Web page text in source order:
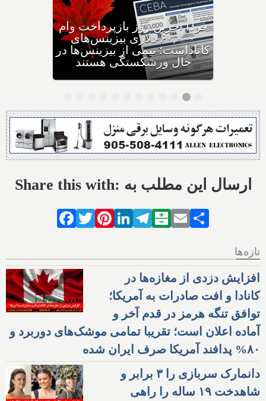
وزیر مهاجرت: کانادا ویزاهای
توریستی و دانشجویی کمتری
صادر می‌کند
Share this with: ارسال این مطلب به
Facebook
TwitterPinterestLinkedIn
Telegram
Balatarin
Email
تازه‌ها
افزایش دزدی از مغازه‌ها در
کانادا و افت صادرات به آمریکا؛
توافق تنگه هرمز در قدم آخر و
آماده اعلان است؛ تقریبا تمامی موشک‌های دوربرد و
۸۰% پدافند آمریکا صرف ایران شده
دانمارک سربازی را ۳ برابر و
شاهدخت ۱۹ ساله را راهی